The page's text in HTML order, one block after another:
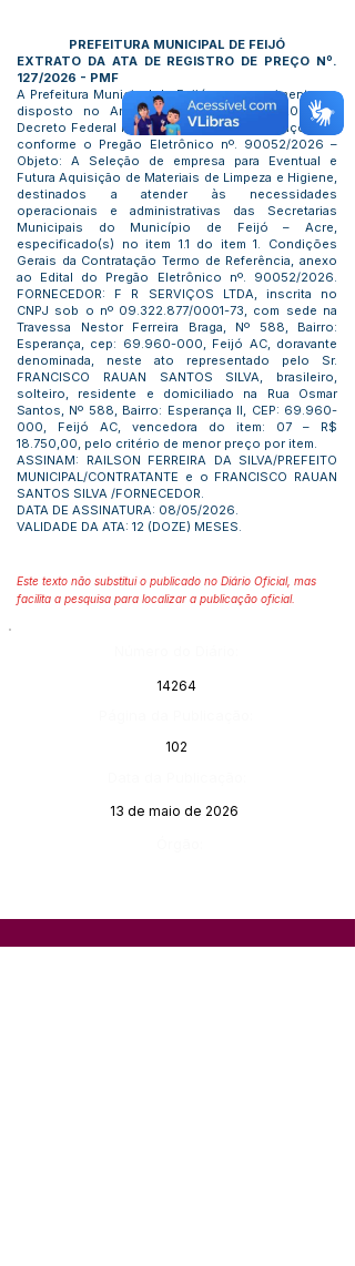
PREFEITURA MUNICIPAL DE FEIJÓ
EXTRATO DA ATA DE REGISTRO DE PREÇO Nº.
127/2026 - PMF
A Prefeitura Municipal de Feijó, em cumprimento ao
disposto no Art. 54 da Lei nº 14.133/2021 do
Decreto Federal nº 7.892/2013 e suas alterações, e
conforme o Pregão Eletrônico nº. 90052/2026 –
Objeto: A Seleção de empresa para Eventual e
Futura Aquisição de Materiais de Limpeza e Higiene,
destinados a atender às necessidades
operacionais e administrativas das Secretarias
Municipais do Município de Feijó – Acre,
especificado(s) no item 1.1 do item 1. Condições
Gerais da Contratação Termo de Referência, anexo
ao Edital do Pregão Eletrônico nº. 90052/2026.
FORNECEDOR: F R SERVIÇOS LTDA, inscrita no
CNPJ sob o nº 09.322.877/0001-73, com sede na
Travessa Nestor Ferreira Braga, Nº 588, Bairro:
Esperança, cep: 69.960-000, Feijó AC, doravante
denominada, neste ato representado pelo Sr.
FRANCISCO RAUAN SANTOS SILVA, brasileiro,
solteiro, residente e domiciliado na Rua Osmar
Santos, Nº 588, Bairro: Esperança II, CEP: 69.960-
000, Feijó AC, vencedora do item: 07 – R$
18.750,00, pelo critério de menor preço por item.
ASSINAM: RAILSON FERREIRA DA SILVA/PREFEITO
MUNICIPAL/CONTRATANTE e o FRANCISCO RAUAN
SANTOS SILVA /FORNECEDOR.
DATA DE ASSINATURA: 08/05/2026.
VALIDADE DA ATA: 12 (DOZE) MESES.
Este texto não substitui o publicado no Diário Oficial, mas
facilita a pesquisa para localizar a publicação oficial.
14264
102
13 de maio de 2026